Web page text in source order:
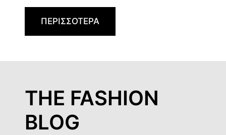
ΠΕΡΙΣΣΟΤΕΡΑ
THE FASHION
BLOG